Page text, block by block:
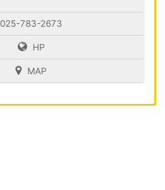
025-783-2673
HP
MAP